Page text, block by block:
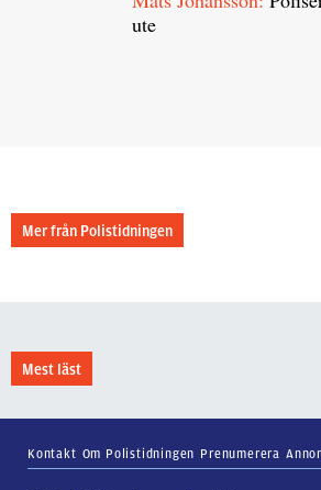
ute
Mer från Polistidningen
Mest läst
Kontakt Om Polistidningen Prenumerera